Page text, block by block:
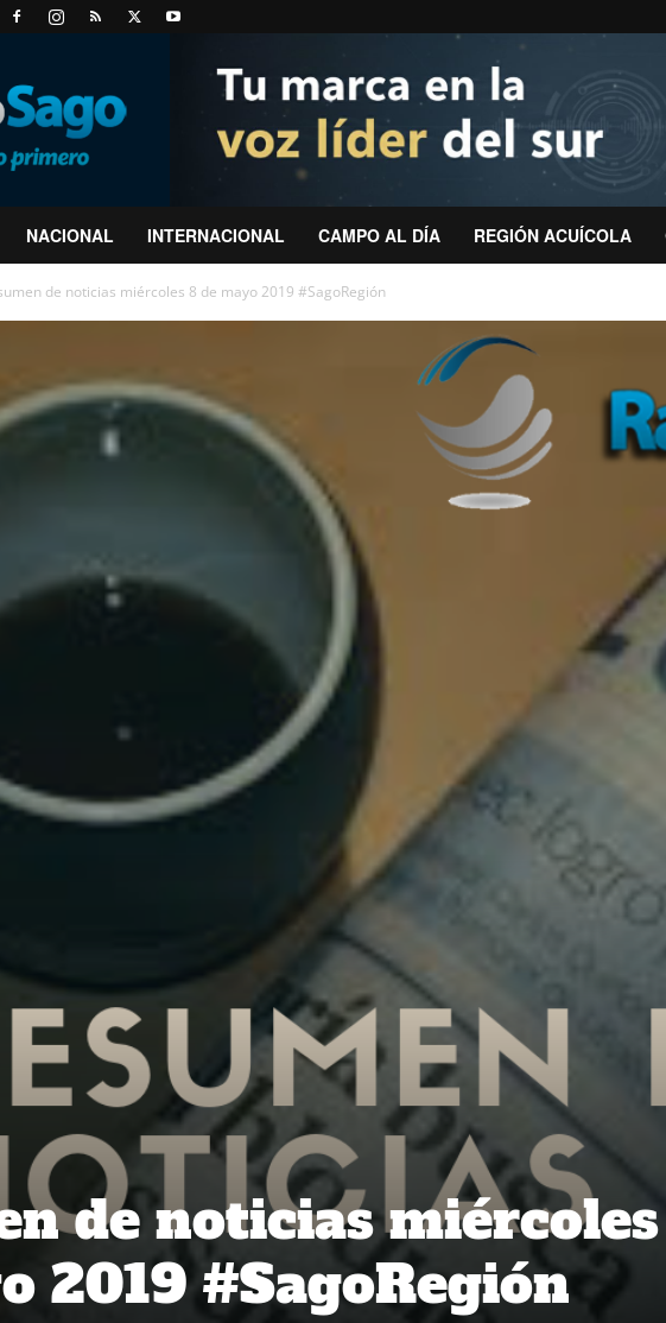
NACIONAL INTERNACIONAL CAMPO AL DÍA REGIÓN ACUÍCOLA
de noticias miércoles 8 de mayo 2019 #SagoRegión
de noticias
2019 #SagoRegión